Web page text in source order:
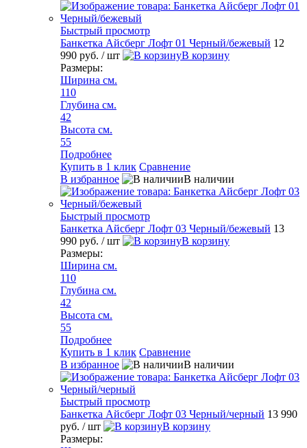
Быстрый просмотр
Банкетка Айсберг Лофт 01 Черный/бежевый 12
990 руб. / шт
В корзину
Размеры:
Ширина см.
110
Глубина см.
42
Высота см.
55
Подробнее
Купить в 1 клик Сравнение
В избранное
В наличии
Быстрый просмотр
Банкетка Айсберг Лофт 03 Черный/бежевый 13
990 руб. / шт
В корзину
Размеры:
Ширина см.
110
Глубина см.
42
Высота см.
55
Подробнее
Купить в 1 клик Сравнение
В избранное
В наличии
Быстрый просмотр
Банкетка Айсберг Лофт 03 Черный/черный 13 990
руб. / шт
В корзину
Размеры: